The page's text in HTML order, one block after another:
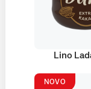
Lino
NOVO